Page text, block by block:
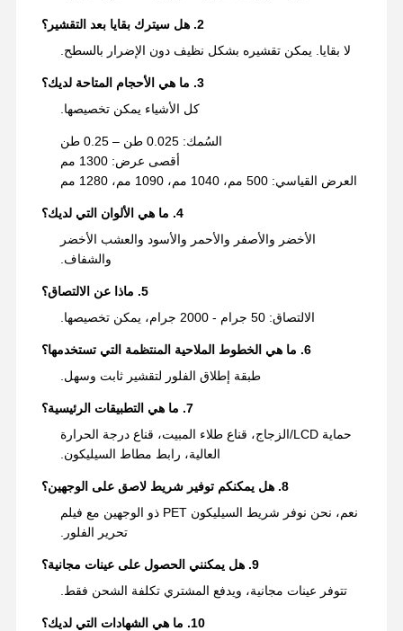
2. هل سيترك بقايا بعد التقشير؟
لا بقايا. يمكن تقشيره بشكل نظيف دون الإضرار بالسطح.
3. ما هي الأحجام المتاحة لديك؟
كل الأشياء يمكن تخصيصها.
السُمك: 0.025 طن – 0.25 طن
أقصى عرض: 1300 مم
العرض القياسي: 500 مم، 1040 مم، 1090 مم، 1280 مم
4. ما هي الألوان التي لديك؟
الأخضر والأصفر والأحمر والأسود والعشب الأخضر
والشفاف.
5. ماذا عن الالتصاق؟
الالتصاق: 50 جرام - 2000 جرام، يمكن تخصيصها.
6. ما هي الخطوط الملاحية المنتظمة التي تستخدمها؟
طبقة إطلاق الفلور لتقشير ثابت وسهل.
7. ما هي التطبيقات الرئيسية؟
حماية LCD/الزجاج، قناع طلاء المبيت، قناع درجة الحرارة
العالية، رابط مطاط السيليكون.
8. هل يمكنكم توفير شريط لاصق على الوجهين؟
نعم، نحن نوفر شريط السيليكون PET ذو الوجهين مع فيلم
تحرير الفلور.
9. هل يمكنني الحصول على عينات مجانية؟
تتوفر عينات مجانية، ويدفع المشتري تكلفة الشحن فقط.
10. ما هي الشهادات التي لديك؟